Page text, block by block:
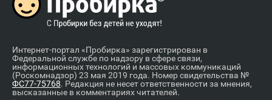
Интернет-портал «Пробирка» зарегистрирован в
Федеральной службе по надзору в сфере связи,
информационных технологий и массовых коммуникаций
(Роскомнадзор) 23 мая 2019 года. Номер свидетельства №
ФС77-75768. Редакция не несет ответственности за мнения,
высказанные в комментариях читателей.